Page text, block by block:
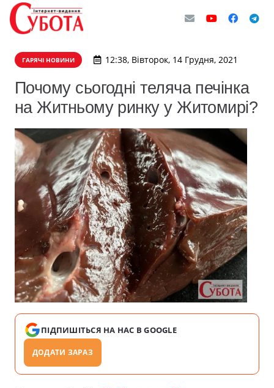
ГАРЯЧІ НОВИНИ 12:38, Вівторок, 14 Грудня, 2021
Почому сьогодні теляча печінка
на Житньому ринку у Житомирі?
ПІДПИШІТЬСЯ НА НАС В GOOGLE
ДОДАТИ ЗАРАЗ